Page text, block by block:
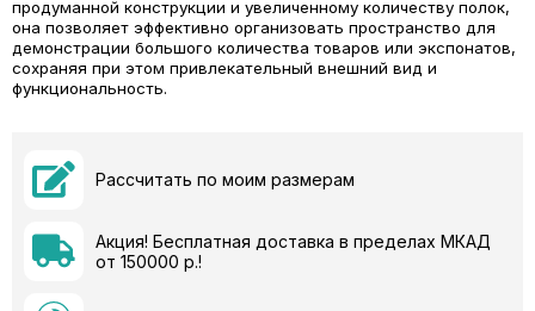
продуманной конструкции и увеличенному количеству полок,
она позволяет эффективно организовать пространство для
демонстрации большого количества товаров или экспонатов,
сохраняя при этом привлекательный внешний вид и
функциональность.
Рассчитать по моим размерам
Акция! Бесплатная доставка в пределах МКАД
от 150000 р.!